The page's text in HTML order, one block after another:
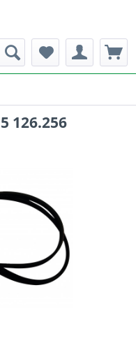
126.256